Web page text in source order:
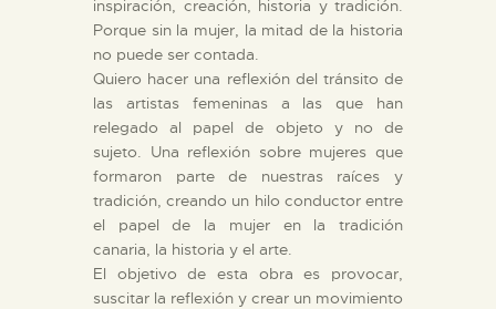
inspiración, creación, historia y tradición.
Porque sin la mujer, la mitad de la historia
no puede ser contada.
Quiero hacer una reflexión del tránsito de
las artistas femeninas a las que han
relegado al papel de objeto y no de
sujeto. Una reflexión sobre mujeres que
formaron parte de nuestras raíces y
tradición, creando un hilo conductor entre
el papel de la mujer en la tradición
canaria, la historia y el arte.
El objetivo de esta obra es provocar,
suscitar la reflexión y crear un movimiento